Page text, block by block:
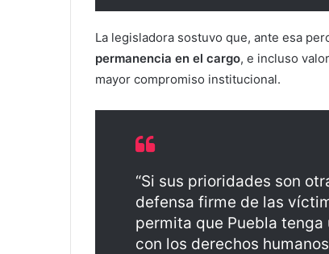
La legisladora sostuvo que, ante esa
permanencia en el cargo, e incluso
mayor compromiso institucional.
“Si sus prioridades son
defensa firme de las
permita que Puebla
con los derechos